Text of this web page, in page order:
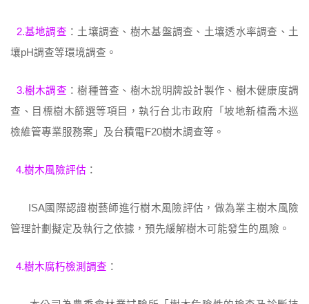
2.基地調查 ：土壤調查、樹木基盤調查、土壤透水率調查、土
壤pH調查等環境調查。
3.樹木調查 ：樹種普查、樹木說明牌設計製作、樹木健康度調
查、目標樹木篩選等項目，執行台北市政府「坡地新植喬木巡
檢維管專業服務案」及台積電F20樹木調查等。
4.樹木風險評估 ：
ISA國際認證樹藝師進行樹木風險評估，做為業主樹木風險
管理計劃擬定及執行之依據，預先緩解樹木可能發生的風險。
4.樹木腐朽檢測調查 ：